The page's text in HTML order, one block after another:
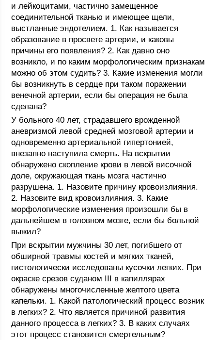
и лейкоцитами, частично замещенное
соединительной тканью и имеющее щели,
выстланные эндотелием. 1. Как называется
образование в просвете артерии, и каковы
причины его появления? 2. Как давно оно
возникло, и по каким морфологическим признакам
можно об этом судить? 3. Какие изменения могли
бы возникнуть в сердце при таком поражении
венечной артерии, если бы операция не была
сделана?
У больного 40 лет, страдавшего врожденной
аневризмой левой средней мозговой артерии и
одновременно артериальной гипертонией,
внезапно наступила смерть. На вскрытии
обнаружено скопление крови в левой височной
доле, окружающая ткань мозга частично
разрушена. 1. Назовите причину кровоизлияния.
2. Назовите вид кровоизлияния. 3. Какие
морфологические изменения произошли бы в
дальнейшем в головном мозге, если бы больной
выжил?
При вскрытии мужчины 30 лет, погибшего от
обширной травмы костей и мягких тканей,
гистологически исследованы кусочки легких. При
окраске срезов суданом III в капиллярах
обнаружены многочисленные желтого цвета
капельки. 1. Какой патологический процесс возник
в легких? 2. Что является причиной развития
данного процесса в легких? 3. В каких случаях
этот процесс становится смертельным?